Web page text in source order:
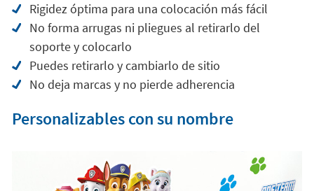
Rigidez óptima para una colocación más fácil
No forma arrugas ni pliegues al retirarlo del
soporte y colocarlo
Puedes retirarlo y cambiarlo de sitio
No deja marcas y no pierde adherencia
Personalizables con su nombre